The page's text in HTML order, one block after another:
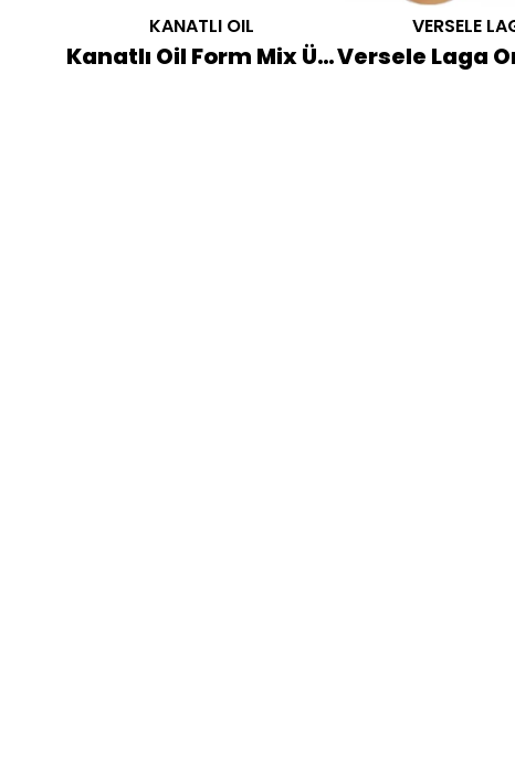
KANATLI OIL
Kanatlı Oil Form Mix Üretim ve Sağlık Yağı 250 ML
VERSELE